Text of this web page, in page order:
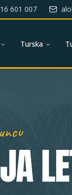
601 007
Turska